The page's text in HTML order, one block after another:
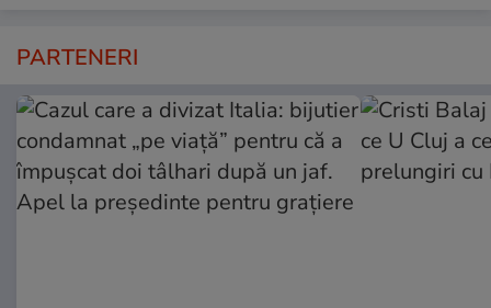
PARTENERI